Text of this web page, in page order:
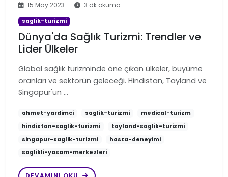
15 May 2023 3 dk okuma
saglik-turizmi
Dünya'da Sağlık Turizmi: Trendler ve
Lider Ülkeler
Global sağlık turizminde öne çıkan ülkeler, büyüme
oranları ve sektörün geleceği. Hindistan, Tayland ve
Singapur'un …
ahmet-yardimci saglik-turizmi
medical-turizm
hindistan-saglik-turizmi
tayland-saglik-turizmi
singapur-saglik-turizmi
hasta-deneyimi
saglikli-yasam-merkezleri